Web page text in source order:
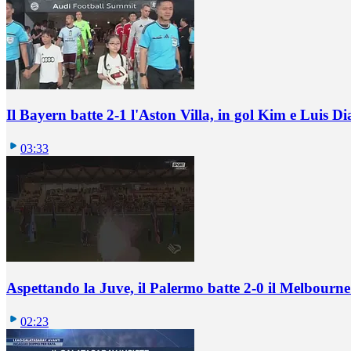
Il Bayern batte 2-1 l'Aston Villa, in gol Kim e Luis
03:33
Aspettando la Juve, il Palermo batte 2-0 il
02:23